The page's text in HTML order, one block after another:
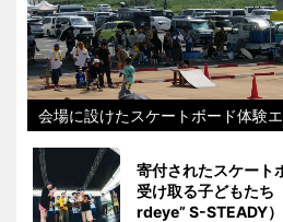
会場に設けたスケートボード体験
寄付されたスケート
受け取る子どもたち
rdeye” S-STEADY）